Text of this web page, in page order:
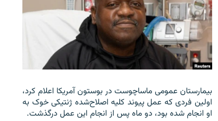
بیمارستان عمومی ماساچوست در بوستون آمریکا اعلام کرد،
اولین فردی که عمل پیوند کلیه اصلاح‌شده ژنتیکی خوک به
او انجام شده بود، دو ماه پس از انجام این عمل درگذشت.